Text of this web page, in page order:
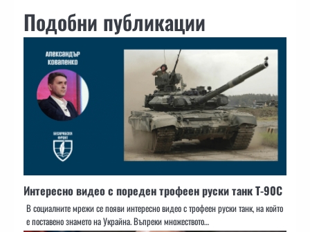
Подобни публикации
Интересно видео с пореден трофеен руски танк Т-90С
В социалните мрежи се появи интересно видео с трофеен руски танк, на който
е поставено знамето на Украйна. Въпреки множеството…